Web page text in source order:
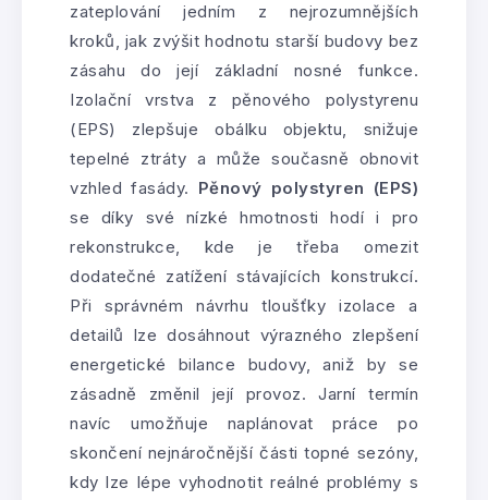
zateplování jedním z nejrozumnějších
kroků, jak zvýšit hodnotu starší budovy bez
zásahu do její základní nosné funkce.
Izolační vrstva z pěnového polystyrenu
(EPS) zlepšuje obálku objektu, snižuje
tepelné ztráty a může současně obnovit
vzhled fasády. Pěnový polystyren (EPS)
se díky své nízké hmotnosti hodí i pro
rekonstrukce, kde je třeba omezit
dodatečné zatížení stávajících konstrukcí.
Při správném návrhu tloušťky izolace a
detailů lze dosáhnout výrazného zlepšení
energetické bilance budovy, aniž by se
zásadně změnil její provoz. Jarní termín
navíc umožňuje naplánovat práce po
skončení nejnáročnější části topné sezóny,
kdy lze lépe vyhodnotit reálné problémy s